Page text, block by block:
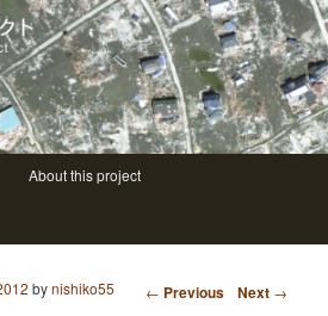
ジェクト Repairing
About this project
← Previous Next →
bynishiko55